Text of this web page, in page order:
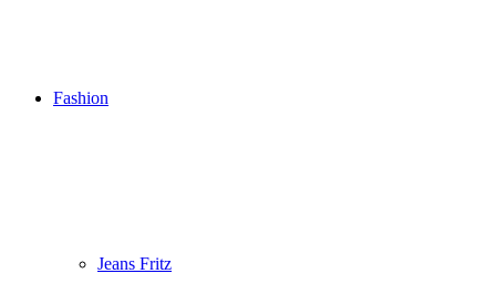
Fashion
Jeans Fritz